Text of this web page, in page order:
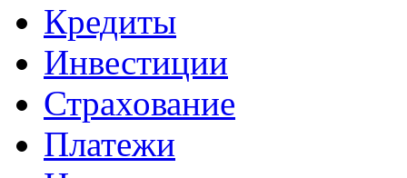
Кредиты
Инвестиции
Страхование
Платежи